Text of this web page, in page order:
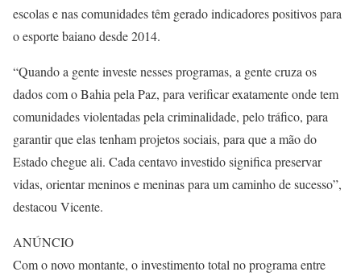
escolas e nas comunidades têm gerado indicadores positivos para
o esporte baiano desde 2014.
“Quando a gente investe nesses programas, a gente cruza os
dados com o Bahia pela Paz, para verificar exatamente onde tem
comunidades violentadas pela criminalidade, pelo tráfico, para
garantir que elas tenham projetos sociais, para que a mão do
Estado chegue ali. Cada centavo investido significa preservar
vidas, orientar meninos e meninas para um caminho de sucesso”,
destacou Vicente.
ANÚNCIO
Com o novo montante, o investimento total no programa entre